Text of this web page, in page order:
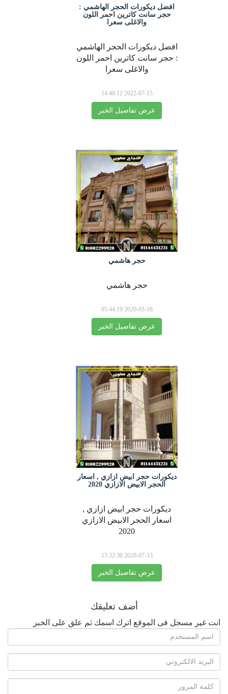
افضل ديكورات الحجر الهاشمي :
حجر سانت كاترين احمر اللون
والاغلى سعرا
افضل ديكورات الحجر الهاشمي
: حجر سانت كاترين احمر اللون
والاغلى سعرا
2022-07-15 14:40:12
عرض تفاصيل الخبر
حجر هاشمي
حجر هاشمي
2020-03-16 05:44:19
عرض تفاصيل الخبر
ديكورات حجر ابيض ازازي , اسعار
الحجر الابيض الازازي 2020
ديكورات حجر ابيض ازازي ,
اسعار الحجر الابيض الازازي
2020
2020-07-13 15:32:30
عرض تفاصيل الخبر
أضف تعليقك
انت غير مسجل فى الموقع اترك اسمك ثم علق على الخبر